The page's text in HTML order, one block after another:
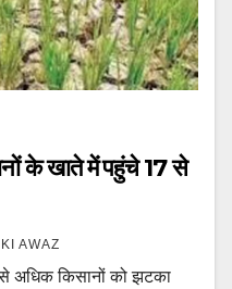
के खाते में पहुंचे 17 से
AWAZ
अधिक किसानों को झटका